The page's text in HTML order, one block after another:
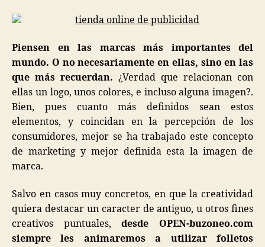
Piensen en las marcas más importantes del
mundo. O no necesariamente en ellas, sino en las
que más recuerdan. ¿Verdad que relacionan con
ellas un logo, unos colores, e incluso alguna imagen?.
Bien, pues cuanto más definidos sean estos
elementos, y coincidan en la percepción de los
consumidores, mejor se ha trabajado este concepto
de marketing y mejor definida esta la imagen de
marca.
Salvo en casos muy concretos, en que la creatividad
quiera destacar un caracter de antiguo, u otros fines
creativos puntuales,desde OPEN-buzoneo.com
siempre les animaremos a utilizar folletos